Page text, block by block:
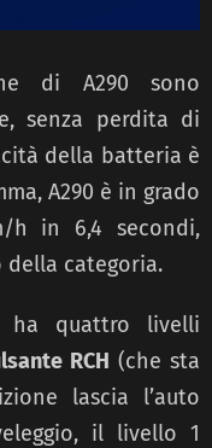
di A290 sono
senza perdita di
della batteria è
A290 è in grado
h in 6,4 secondi,
categoria.
ha quattro livelli
RCH (che sta
lascia l’auto
il livello 1